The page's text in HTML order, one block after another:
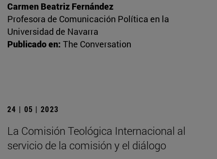
Carmen Beatriz Fernández
Profesora de Comunicación Política en la
Universidad de Navarra
Publicado en: The Conversation
24 | 05 | 2023
La Comisión Teológica Internacional al
servicio de la comisión y el diálogo